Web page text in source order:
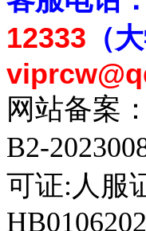
12333 （
网站备案：
B2-
可证:人服